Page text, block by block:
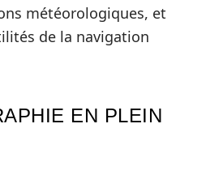
météorologiques, et
de la navigation
EN PLEIN